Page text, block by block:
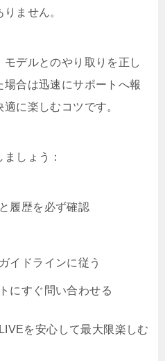
ません。
デルとのやり取りを正し
場合は迅速にサポートへ報
に楽しむコツです。
しょう：
履歴を必ず確認
イドラインに従う
にすぐ問い合わせる
を安心して最大限楽しむ